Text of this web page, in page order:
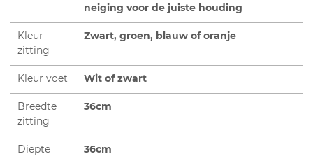
neiging voor de juiste houding
Kleur
zitting
Zwart, groen, blauw of oranje
Kleur voet Wit of zwart
Breedte
zitting
36cm
Diepte
36cm